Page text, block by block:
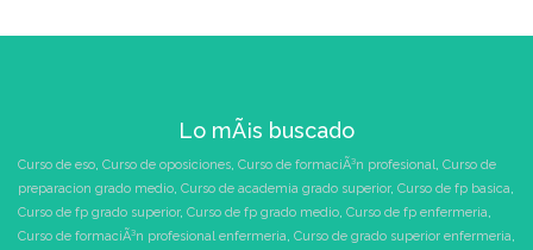
Lo mÃ¡s buscado
Curso de eso, Curso de oposiciones, Curso de formaciÃ³n profesional, Curso de
preparacion grado medio, Curso de academia grado superior, Curso de fp basica,
Curso de fp grado superior, Curso de fp grado medio, Curso de fp enfermeria,
Curso de formaciÃ³n profesional enfermeria, Curso de grado superior enfermeria,